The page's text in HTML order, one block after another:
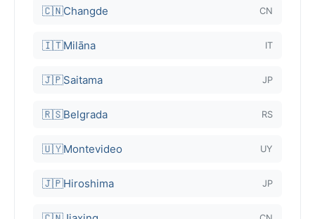
🇨🇳Changde CN
🇮🇹Milāna IT
🇯🇵Saitama JP
🇷🇸Belgrada RS
🇺🇾Montevideo UY
🇯🇵Hiroshima JP